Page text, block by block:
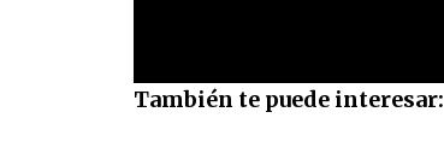
También te puede interesar: